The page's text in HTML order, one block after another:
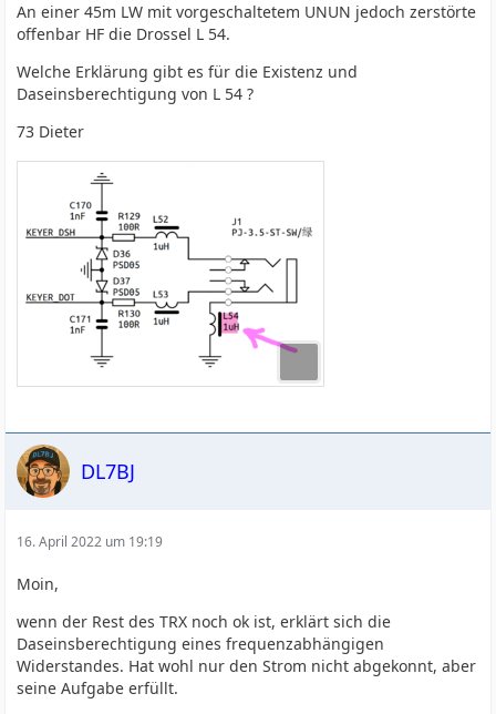
An einer 45m LW mit vorgeschaltetem UNUN jedoch zerstörte
offenbar HF die Drossel L 54.
Welche Erklärung gibt es für die Existenz und
Daseinsberechtigung von L 54 ?
73 Dieter
DL7BJ
16. April 2022 um 19:19
Moin,
wenn der Rest des TRX noch ok ist, erklärt sich die
Daseinsberechtigung eines frequenzabhängigen
Widerstandes. Hat wohl nur den Strom nicht abgekonnt, aber
seine Aufgabe erfüllt.